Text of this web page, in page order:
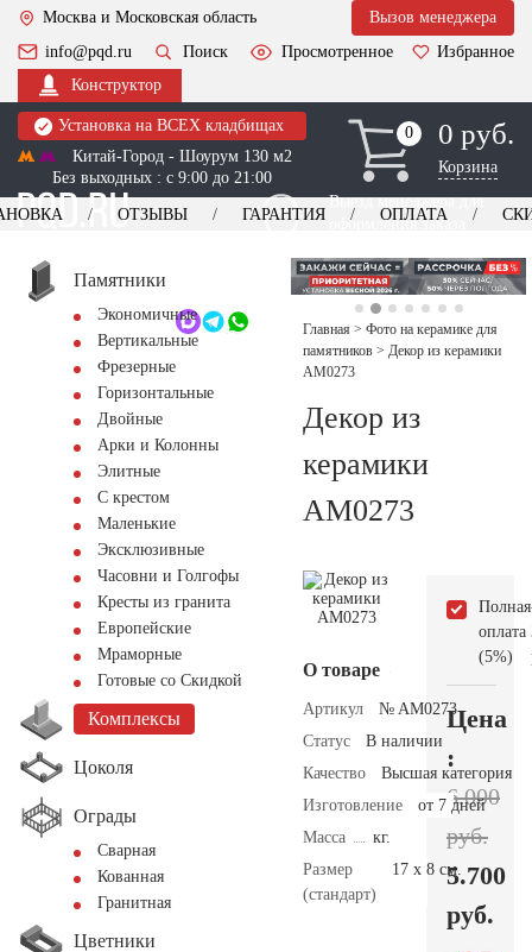
Москва и Московская область
Вызов менеджера
info@pqd.ru
Поиск Просмотренное
Избранное
Конструктор
Установка на ВСЕХ кладбищах
Китай-Город - Шоурум 130 м2
Без выходных : с 9:00 до 21:00
0
0 0 руб.
Корзина
Выезд менеджера для
оформления заказа
+7 (495) 518-44-23
Обратный звонок
ОТЗЫВЫ ГАРАНТИЯ ОПЛАТА
Памятники
Экономичные
Вертикальные
Фрезерные
Горизонтальные
Двойные
Арки и Колонны
Элитные
С крестом
Маленькие
Эксклюзивные
Часовни и Голгофы
Кресты из гранита
Европейские
Мраморные
Готовые со Скидкой
Комплексы
Цоколя
Ограды
Сварная
Кованная
Гранитная
Цветники
Главная > Фото на керамике для
памятников > Декор из керамики
AM0273
Декор из
керамики
AM0273
О товаре
Артикул
№ AM0273
Статус
В наличии
Качество
Высшая категория
Изготовление
от 7 дней
Масса
кг.
Размер
(стандарт)
17 х 8 см.
Полная
оплата
(5%)
Цена
:
6.000
руб.
5.700
руб.